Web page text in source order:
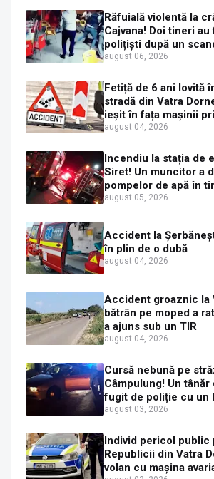
Răfuială violentă la
Cajvana! Doi tineri
polițiști după un
mașini distruse
august 06, 2026
Fetiță de 6 ani lovită
stradă din Vatra
ieșit în fața mașinii
august 04, 2026
Incendiu la stația de
Siret! Un muncitor a
pompelor de apă în
alimenta cu
august 05, 2026
Accident la
în plin de o dubă
august 04, 2026
Accident groaznic la
bătrân pe moped a
a ajuns sub un TIR
august 04, 2026
Cursă nebună pe
Câmpulung! Un tânăr
fugit de poliție cu un
oprit într-un gard de
august 03, 2026
Individ pericol public
Republicii din Vatra
volan cu mașina